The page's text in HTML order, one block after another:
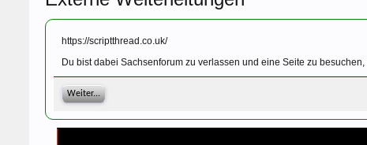
https://scriptthread.co.uk/
Du bist dabei Sachsenforum zu verlassen und eine Seite zu
Weiter...